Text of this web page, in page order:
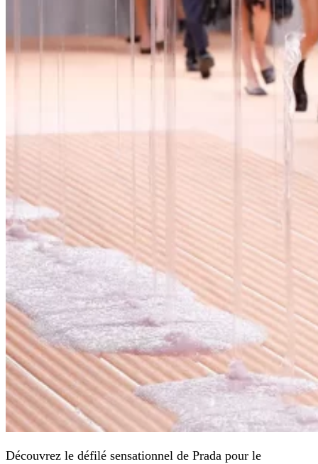
Découvrez le défilé sensationnel de Prada pour le